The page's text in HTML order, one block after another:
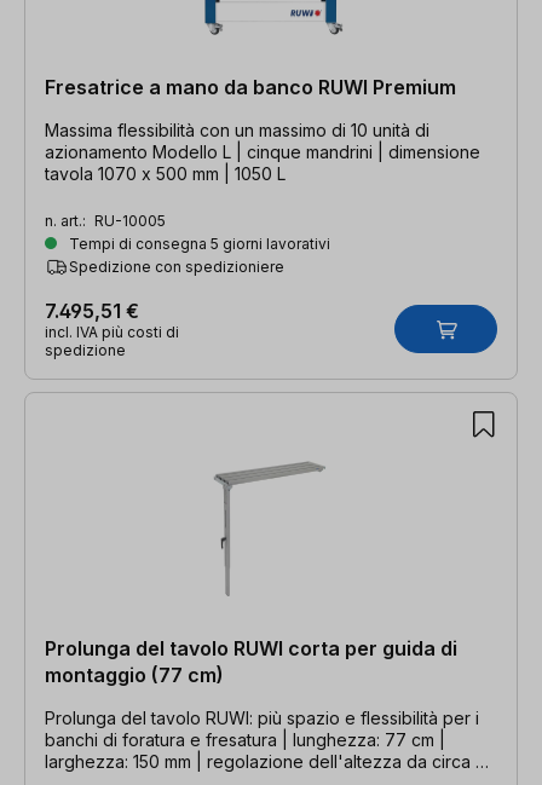
Fresatrice a mano da banco RUWI Premium
Massima flessibilità con un massimo di 10 unità di
azionamento Modello L | cinque mandrini | dimensione
tavola 1070 x 500 mm | 1050 L
n. art.: RU-10005
Tempi di consegna 5 giorni lavorativi
Spedizione con spedizioniere
7.495,51 €
incl. IVA più costi di
spedizione
Prolunga del tavolo RUWI corta per guida di
montaggio (77 cm)
Prolunga del tavolo RUWI: più spazio e flessibilità per i
banchi di foratura e fresatura | lunghezza: 77 cm |
larghezza: 150 mm | regolazione dell'altezza da circa 66